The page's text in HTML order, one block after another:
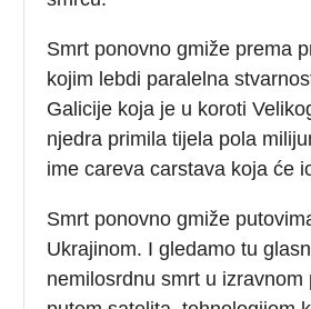
Smrt ponovno gmiže prema
kojim lebdi paralelna
Galicije koja je u koroti
njedra primila tijela pola
ime careva carstava koja će
Smrt ponovno gmiže
Ukrajinom. I gledamo tu
nemilosrdnu smrt u izravnom